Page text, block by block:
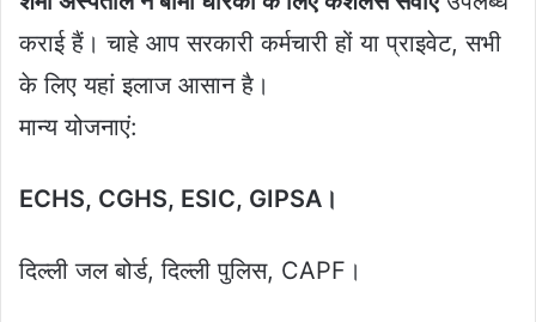
कराई हैं। चाहे आप सरकारी कर्मचारी हों या प्राइवेट, सभी
के लिए यहां इलाज आसान है।
मान्य योजनाएं:
ECHS, CGHS, ESIC, GIPSA।
दिल्ली जल बोर्ड, दिल्ली पुलिस, CAPF।